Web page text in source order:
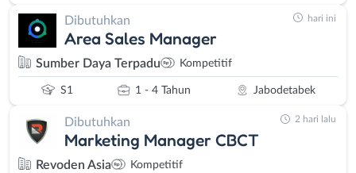
Dibutuhkan
Area Sales Manager
Sumber Daya Terpadu Kompetitif
S1 1 - 4 Tahun Jabodetabek
hari ini
Dibutuhkan
Marketing Manager CBCT
Revoden Asia Kompetitif
2 hari lalu